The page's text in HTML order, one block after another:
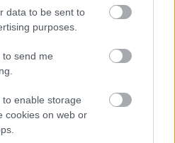
data to be sent to
purposes.
to send me
enable storage
cookies on web or
2026: Ανοίγει
- Ποια ΑΦΜ
νέες προσλήψεις -